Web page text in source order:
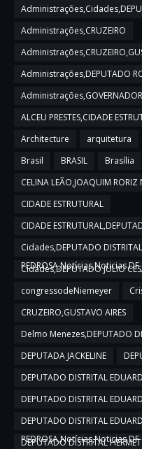
Administrações,CRUZEIRO
Administrações,DEPUTADO
ALCEU PRESTES,CIDADE
Architecture
arquitetura
Brasil
BRASIL Brasília
CELINA LEÃO,JOAQUIM RORIZ
CIDADE ESTRUTURAL
CIDADE
Cidades,DEPUTADO
PEDROSA,Notícias,Noticias DF
Cidades,DEPUTADO JULIO
congressodeNiemeyer
CRUZEIRO,GUSTAVO AIRES
Delmo Menezes,DEPUTADO
DEPUTADA JACKELINE
DEPUTADO DISTRITAL
DEPUTADO DISTRITAL
DEPUTADO DISTRITAL
PEDROSA,Notícias,Noticias DF
DEPUTADO DISTRITAL